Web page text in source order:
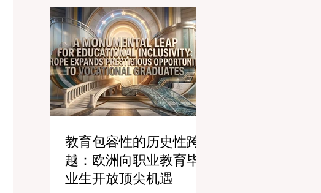
地采用现代化课程。通过利用新的
可扩展模式，教育机构可以触及边
缘化社区，确保地理位置不再限制
学生的潜力。在改善机会的同
行政任务的自动化，这些先进的工
具正在引领一个 #学术卓越 和无与
伦比的 #学生支持 的新时代，这也
高度契合了中国教育现代化的强劲
需求。 多年来，教育工作者面临着
日益繁重的行政工作量，这有时会
减少实际的教学时间。然而，最新
一波的 #数字创新 正在直接应对这
进行课程规划、资源创建和复杂的
表现分析。这一突破使教师能够将
精力和专业知识奉献给真正重要的
事情：指导学生，培养创造力，并
提供高质量的教育。通过大幅减少
教育包容性的历史性跨
越：欧洲向职业教育毕
业生开放顶尖机遇